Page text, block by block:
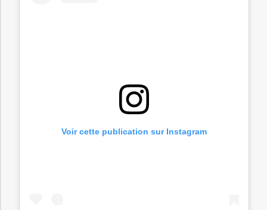
Voir cette publication sur Instagram